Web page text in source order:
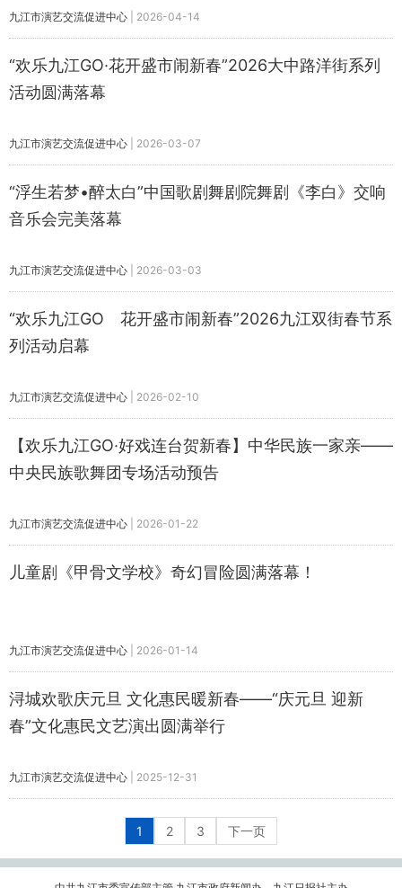
九江市演艺交流促进中心 2026-04-14
“欢乐九江GO·花开盛市闹新春”2026大中路洋街系列
活动圆满落幕
九江市演艺交流促进中心 2026-03-07
“浮生若梦•醉太白”中国歌剧舞剧院舞剧《李白》交响
音乐会完美落幕
九江市演艺交流促进中心 2026-03-03
“欢乐九江GO 花开盛市闹新春”2026九江双街春节系
列活动启幕
九江市演艺交流促进中心 2026-02-10
【欢乐九江GO·好戏连台贺新春】中华民族一家亲——
中央民族歌舞团专场活动预告
九江市演艺交流促进中心 2026-01-22
儿童剧《甲骨文学校》奇幻冒险圆满落幕！
九江市演艺交流促进中心 2026-01-14
浔城欢歌庆元旦 文化惠民暖新春——“庆元旦 迎新
春”文化惠民文艺演出圆满举行
九江市演艺交流促进中心 2025-12-31
1 2 3 下一页